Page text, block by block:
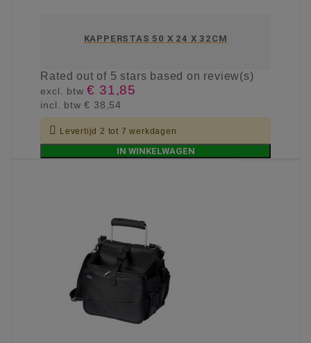
KAPPERSTAS 50 X 24 X 32CM
Ratedout of 5 stars based on review(s)
excl. btw€ 31,85
incl. btw€ 38,54
 Levertijd 2 tot 7 werkdagen
IN WINKELWAGEN